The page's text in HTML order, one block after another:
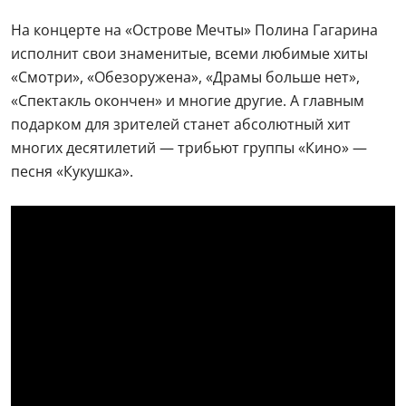
На концерте на «Острове Мечты» Полина Гагарина
исполнит свои знаменитые, всеми любимые хиты
«Смотри», «Обезоружена», «Драмы больше нет»,
«Спектакль окончен» и многие другие. А главным
подарком для зрителей станет абсолютный хит
многих десятилетий — трибьют группы «Кино» —
песня «Кукушка».